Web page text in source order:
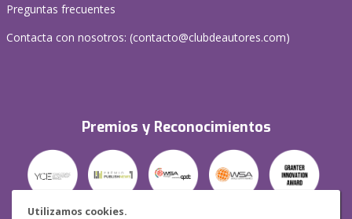
Utilizamos cookies.
Preguntas frecuentes
Contacta con nosotros: (contacto@clubdeautores.com)
Premios y Reconocimientos